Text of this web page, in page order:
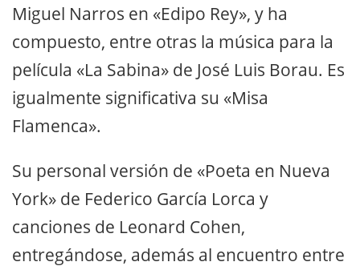
Miguel Narros en «Edipo Rey», y ha
compuesto, entre otras la música para la
película «La Sabina» de José Luis Borau. Es
igualmente significativa su «Misa
Flamenca».
Su personal versión de «Poeta en Nueva
York» de Federico García Lorca y
canciones de Leonard Cohen,
entregándose, además al encuentro entre